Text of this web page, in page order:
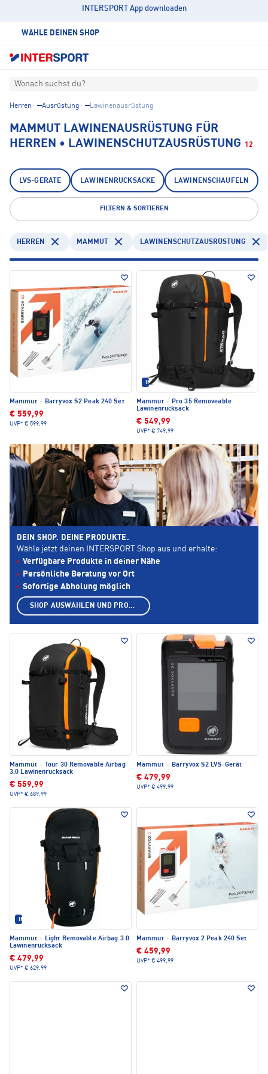
INTERSPORT App downloaden
WÄHLE DEINEN SHOP
Wonach suchst du?
Herren Ausrüstung Lawinenausrüstung
MAMMUT LAWINENAUSRÜSTUNG FÜR
HERREN • LAWINENSCHUTZAUSRÜSTUNG
12
LVS-GERÄTE LAWINENRUCKSÄCKE LAWINENSCHAUFELN
FILTERN & SORTIEREN
HERREN MAMMUT LAWINENSCHUTZAUSRÜSTUNG
Mammut · Barryvox S2 Peak 240 Set
€ 559,99
UVP* € 599,99
IM SET ERHÄLTLICH
Mammut ·
Pro 35 Removeable
Lawinenrucksack
€ 549,99
UVP* € 749,99
Mammut ·
Tour 30 Removable Airbag
3.0 Lawinenrucksack
€ 559,99
UVP* € 689,99
Mammut · Barryvox S2 LVS-Gerät
€ 479,99
UVP* € 499,99
IM SET ERHÄLTLICH
Mammut · Light Removable Airbag 3.0
Lawinenrucksack
€ 479,99
UVP* € 629,99
Mammut · Barryvox 2 Peak 240 Set
€ 459,99
UVP* € 499,99
DEIN SHOP. DEINE PRODUKTE.
Wähle jetzt deinen INTERSPORT Shop aus und erhalte:
Verfügbare Produkte in deiner Nähe
Persönliche Beratung vor Ort
Sofortige Abholung möglich
SHOP AUSWÄHLEN UND PRODUKTE ANZEIGEN